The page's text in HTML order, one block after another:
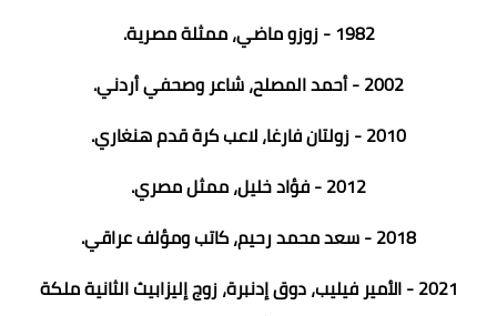
1982 - زوزو ماضي، ممثلة مصرية.
2002 - أحمد المصلح، شاعر وصحفي أردني.
2010 - زولتان فارغا، لاعب كرة قدم هنغاري.
2012 - فؤاد خليل، ممثل مصري.
2018 - سعد محمد رحيم، كاتب ومؤلف عراقي.
2021 - الأمير فيليب، دوق إدنبرة، زوج إليزابيث الثانية ملكة